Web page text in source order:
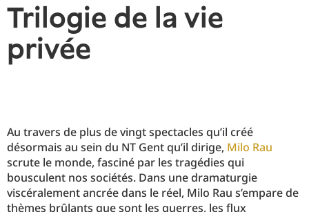
Trilogie de la vie
privée
Au travers de plus de vingt spectacles qu’il créé
désormais au sein du NT Gent qu’il dirige, Milo Rau
scrute le monde, fasciné par les tragédies qui
bousculent nos sociétés. Dans une dramaturgie
viscéralement ancrée dans le réel, Milo Rau s’empare de
thèmes brûlants que sont les guerres, les flux